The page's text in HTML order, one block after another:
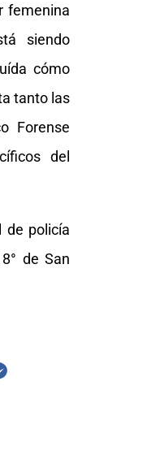
femenina
siendo
cómo
tanto las
Forense
del
de policía
de San